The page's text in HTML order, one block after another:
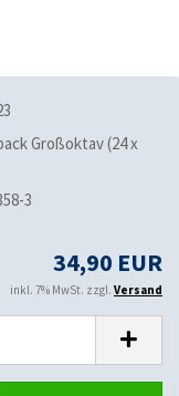
Großoktav (24 x
3
34,90 EUR
inkl. 7% MwSt. zzgl. Versand